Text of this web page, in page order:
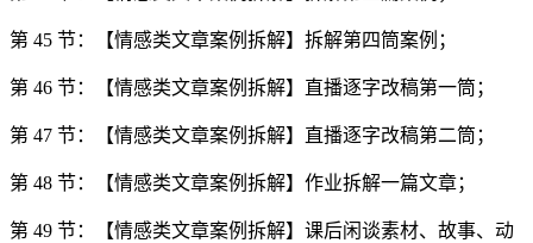
第 45 节：【情感类文章案例拆解】拆解第四筒案例；
第 46 节：【情感类文章案例拆解】直播逐字改稿第一筒；
第 47 节：【情感类文章案例拆解】直播逐字改稿第二筒；
第 48 节：【情感类文章案例拆解】作业拆解一篇文章；
第 49 节：【情感类文章案例拆解】课后闲谈素材、故事、动